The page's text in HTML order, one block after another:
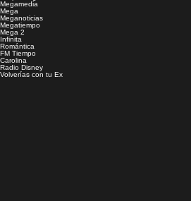
Megamedia
Mega
Meganoticias
Megatiempo
Mega 2
Infinita
Romántica
FM Tiempo
Carolina
Radio Disney
Volverías con tu Ex